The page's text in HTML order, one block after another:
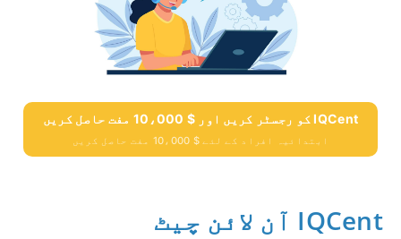
IQCent کو رجسٹر کریں اور $ 10،000 مفت حاصل کریں
ابتدائیہ افراد کے لئے $ 10،000 مفت حاصل کریں
IQCent آن لائن چیٹ